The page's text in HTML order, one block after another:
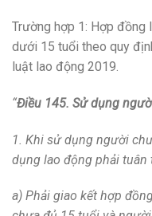
Trường hợp 1: Hợp
dưới 15 tuổi theo quy
luật lao động 2019.
“Điều 145. Sử dụng
1. Khi sử dụng người
dụng lao động phải tuân
a) Phải giao kết hợp